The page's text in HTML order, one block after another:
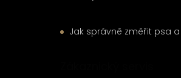
Jak správně změřit psa